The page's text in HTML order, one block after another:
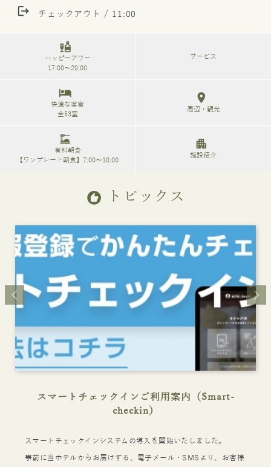
logout チェックアウト / 11:00
liquor
ハッピーアワー
17:00～20:00
サービス
hotel
快適な客室
全53室
location_on
周辺・観光
dinner_dining
有料朝食
【ワンプレート朝食】7:00～10:00
apartment
施設紹介
recommend トピックス
スマートチェックインご利用案内（Smart-
checkin）
スマートチェックインシステムの導入を開始いたしました。
事前に当ホテルからお届けする、電子メール・SMSより、お客様